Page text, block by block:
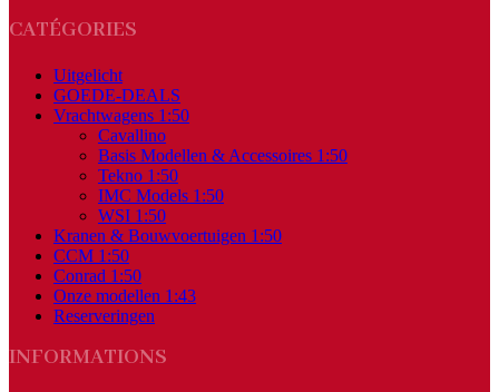
CATÉGORIES
Uitgelicht
GOEDE-DEALS
Vrachtwagens 1:50
Cavallino
Basis Modellen & Accessoires 1:50
Tekno 1:50
IMC Models 1:50
WSI 1:50
Kranen & Bouwvoertuigen 1:50
CCM 1:50
Conrad 1:50
Onze modellen 1:43
Reserveringen
INFORMATIONS